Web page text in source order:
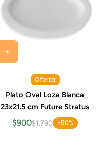
Oferta
Plato Oval Loza Blanca
23x21.5 cm Future Stratus
$900$1.790 -50%